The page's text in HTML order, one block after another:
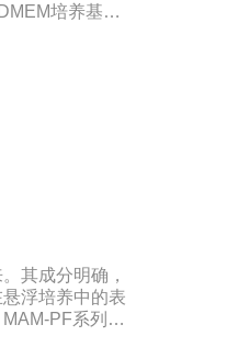
培养基葡
普通和转化的
其成分明确，
浮培养中的表
PF系列培